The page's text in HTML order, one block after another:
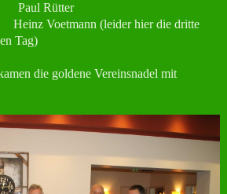
Rütter
Voetmann (leider hier die dritte
Tag)
die goldene Vereinsnadel mit